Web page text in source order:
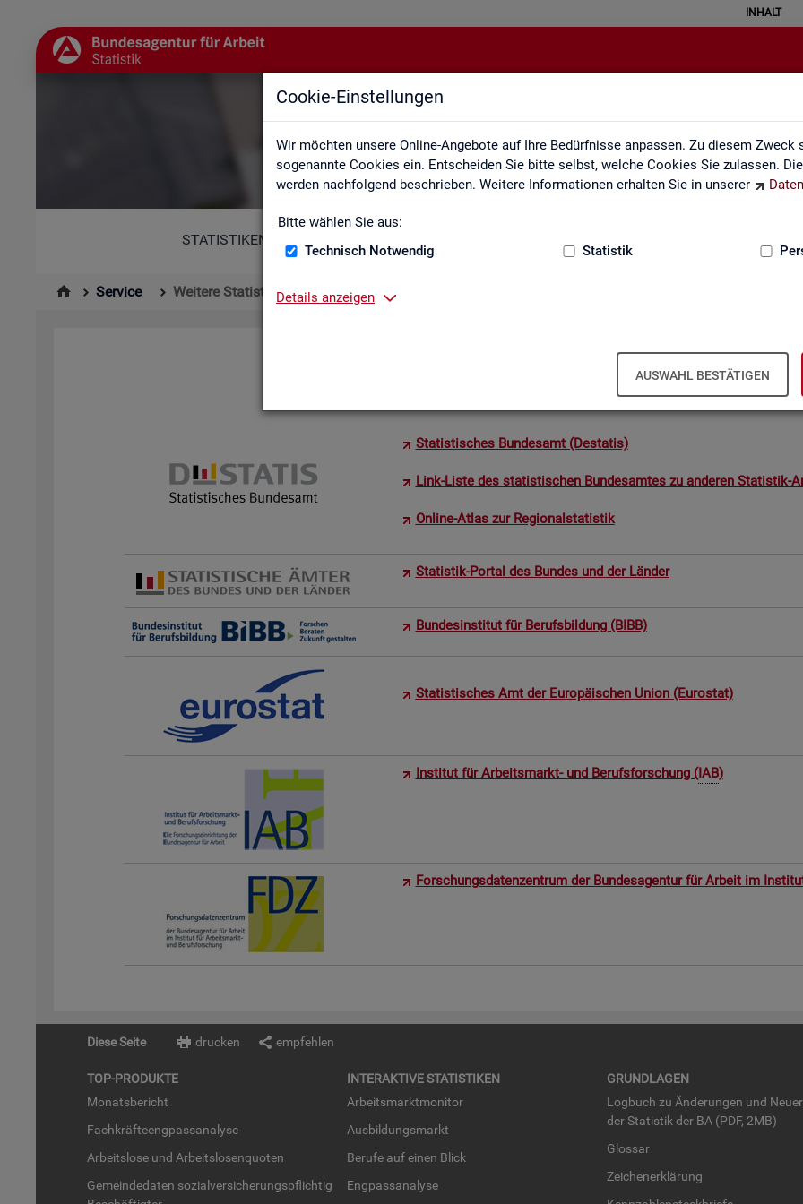
Cookie-Einstellungen
Wir möchten unsere Online-Angebote auf Ihre Bedürfnisse anpassen. Zu diesem Zweck
sogenannte Cookies ein. Entscheiden Sie bitte selbst, welche Cookies Sie zulassen.
werden nachfolgend beschrieben. Weitere Informationen erhalten Sie in unserer
Bitte wählen Sie aus:
Technisch Notwendig
Statistik
Details anzeigen
AUSWAHL BESTÄTIGEN
INHALT
Weitere Statistikangebote
STATISTIKEN
Service Weitere Statistikangebote
Wei­te­re Sta­tis­tik­an­ge­bo­te
Hier er­hal­ten Sie eine Aus­wahl wei­te­rer Sta­tis­tik­an­ge­bo­te an­de­rer
Sta­tis­ti­sches Bun­des­amt (De­sta­tis)
Link-Liste des sta­tis­ti­schen Bun­des­am­tes zu an­de­ren Sta­tis­tik-
On­line-Atlas zur Re­gio­nal­sta­tis­tik
Sta­tis­tik-Por­tal des Bun­des und der Län­der
Bun­des­in­sti­tut für Be­rufs­bil­dung (BIBB)
Sta­tis­ti­sches Amt der Eu­ro­päi­schen Union (Eu­ro­stat)
In­sti­tut für Ar­beits­markt- und Be­rufs­for­schung (IAB)
For­schungs­da­ten­zen­trum der Bun­des­agen­tur für Ar­beit im
Diese Seite drucken empfehlen
TOP-PRO­DUK­TE
Mo­nats­be­richt
Fach­kräf­te­eng­pass­ana­ly­se
Ar­beits­lo­se und Ar­beits­lo­sen­quo­ten
Ge­mein­de­da­ten so­zi­al­ver­si­che­rungs­pflich­tig
IN­TER­AK­TI­VE STA­TIS­TI­KEN
Ar­beits­markt­mo­ni­tor
Aus­bil­dungs­markt
Be­ru­fe auf einen Blick
Eng­pass­ana­ly­se
GRUND­LA­GEN
Log­buch zu Än­de­run­gen und
der Sta­tis­tik der BA (PDF, 2MB)
Glos­sar
Zei­chen­er­klä­rung